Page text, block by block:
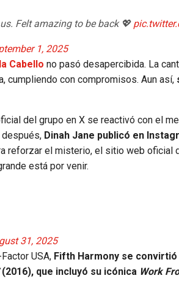
Felt amazing to be back 💖
1, 2025
Cabello no pasó desapercibida. La
cumpliendo con compromisos. Aun así,
del grupo en X se reactivó con el
Dinah Jane publicó en
reforzar el misterio, el sitio web oficial
está por venir.
31, 2025
USA, Fifth Harmony se
(2016), que incluyó su icónica Work